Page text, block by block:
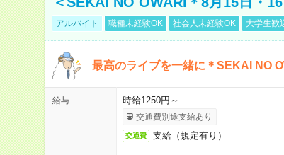
アルバイト 職種未経験OK 社会人未経験OK 大学生歓
最高のライブを一緒に＊SEKAI NO
給与 時給1250円～
交通費別途支給あり
交通費 支給（規定有り）